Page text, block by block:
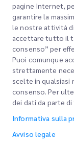
Link rapidi
Sedi degli uffici
Richiedi un
Aziendale
Chi siamo
I nostri servizi
pagine Internet,
garantire la
le nostre attività
accettare tutto il
consenso” per
Puoi comunque
strettamente
scelte in qualsiasi
consenso. Per
dei dati da parte
Informativa sulla
Avviso legale